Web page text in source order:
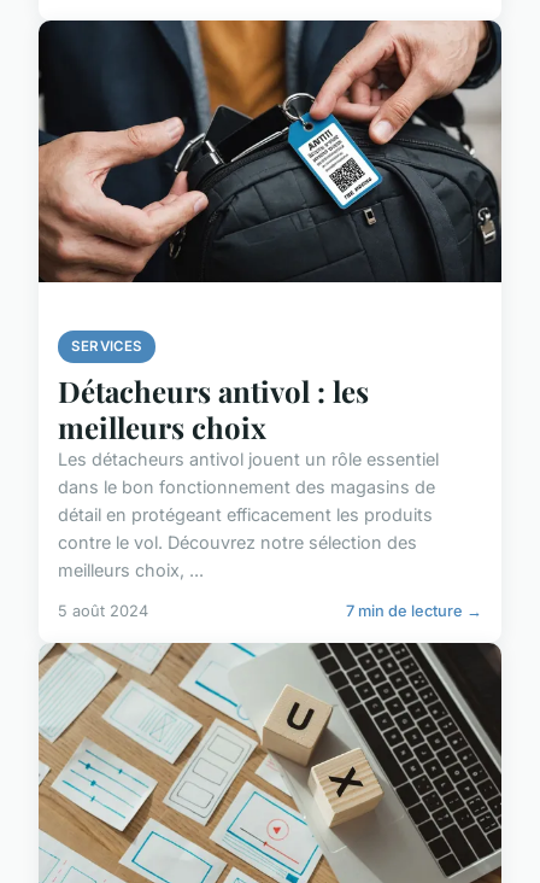
SERVICES
Détacheurs antivol : les
meilleurs choix
Les détacheurs antivol jouent un rôle essentiel
dans le bon fonctionnement des magasins de
détail en protégeant efficacement les produits
contre le vol. Découvrez notre sélection des
meilleurs choix, ...
5 août 2024 7 min de lecture →